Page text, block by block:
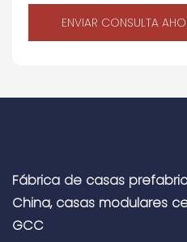
ENVIAR CONSULTA
Fábrica de casas
China, casas modulares
GCC